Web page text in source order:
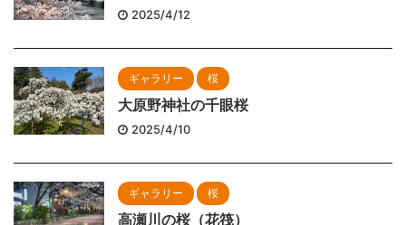
2025/4/12
ギャラリー 桜
大原野神社の千眼桜
2025/4/10
ギャラリー 桜
高瀬川の桜（花筏）